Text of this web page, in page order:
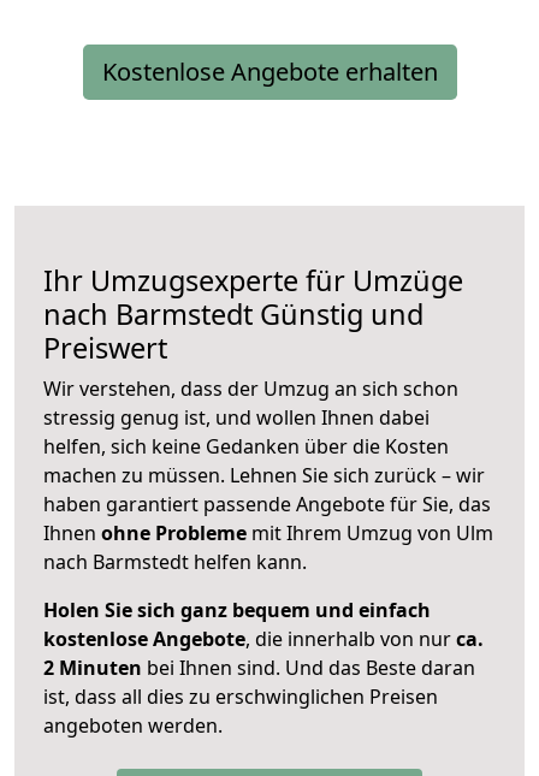
Kostenlose Angebote erhalten
Ihr Umzugsexperte für Umzüge
nach Barmstedt Günstig und
Preiswert
Wir verstehen, dass der Umzug an sich schon
stressig genug ist, und wollen Ihnen dabei
helfen, sich keine Gedanken über die Kosten
machen zu müssen. Lehnen Sie sich zurück – wir
haben garantiert passende Angebote für Sie, das
Ihnen ohne Probleme mit Ihrem Umzug von Ulm
nach Barmstedt helfen kann.
Holen Sie sich ganz bequem und einfach
kostenlose Angebote, die innerhalb von nurca.
2 Minuten bei Ihnen sind. Und das Beste daran
ist, dass all dies zu erschwinglichen Preisen
angeboten werden.